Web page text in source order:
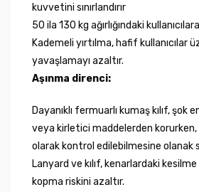
kuvvetini sınırlandırır
50 ila 130 kg ağırlığındaki
Kademeli yırtılma, hafif kullanıcılar
yavaşlamayı azaltır.
Aşınma direnci:
Dayanıklı fermuarlı kumaş kılıf, şok
veya kirletici maddelerden
olarak kontrol edilebilmesine olanak
Lanyard ve kılıf, kenarlardaki
kopma riskini azaltır.